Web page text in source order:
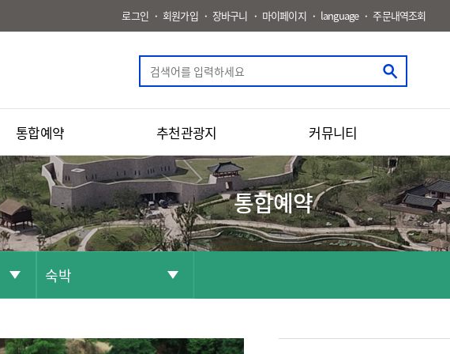
로그인 회원가입 장바구니 마이페이지 language 주문내역조회
통합예약 추천관광지 커뮤니티
통합예약
숙박